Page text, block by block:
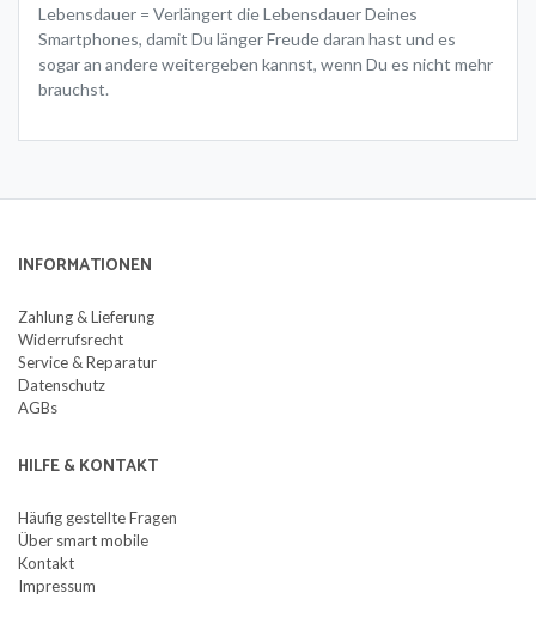
Lebensdauer = Verlängert die Lebensdauer Deines
Smartphones, damit Du länger Freude daran hast und es
sogar an andere weitergeben kannst, wenn Du es nicht mehr
brauchst.
INFORMATIONEN
Zahlung & Lieferung
Widerrufsrecht
Service & Reparatur
Datenschutz
AGBs
HILFE & KONTAKT
Häufig gestellte Fragen
Über smart mobile
Kontakt
Impressum